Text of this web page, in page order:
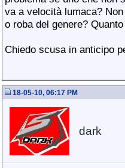
va a velocità lumaca?
o roba del genere?
Chiedo scusa in anticipo
18-05-10, 06:17 PM
dark